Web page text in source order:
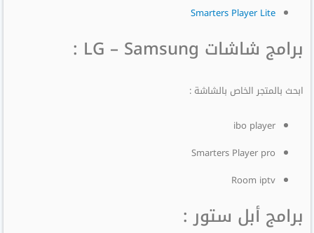
Smarters Player Lite
برامج شاشات LG – Samsung :
ابحث بالمتجر الخاص بالشاشة :
ibo player
Smarters Player pro
Room iptv
برامج أبل ستور :